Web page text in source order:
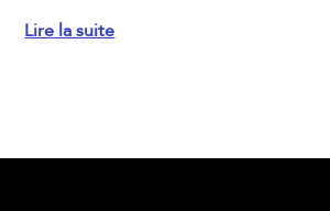
la suite